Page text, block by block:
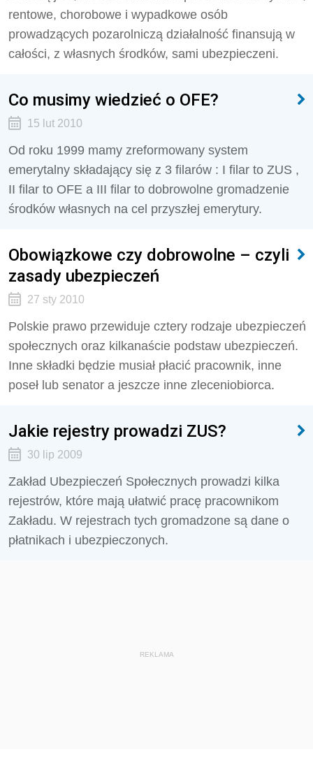
rentowe, chorobowe i wypadkowe osób
prowadzących pozarolniczą działalność finansują w
całości, z własnych środków, sami ubezpieczeni.
Co musimy wiedzieć o OFE?
15 lut 2010
Od roku 1999 mamy zreformowany system
emerytalny składający się z 3 filarów : I filar to ZUS ,
II filar to OFE a III filar to dobrowolne gromadzenie
środków własnych na cel przyszłej emerytury.
Obowiązkowe czy dobrowolne – czyli
zasady ubezpieczeń
27 sty 2010
Polskie prawo przewiduje cztery rodzaje ubezpieczeń
społecznych oraz kilkanaście podstaw ubezpieczeń.
Inne składki będzie musiał płacić pracownik, inne
poseł lub senator a jeszcze inne zleceniobiorca.
Jakie rejestry prowadzi ZUS?
30 lip 2009
Zakład Ubezpieczeń Społecznych prowadzi kilka
rejestrów, które mają ułatwić pracę pracownikom
Zakładu. W rejestrach tych gromadzone są dane o
płatnikach i ubezpieczonych.
REKLAMA